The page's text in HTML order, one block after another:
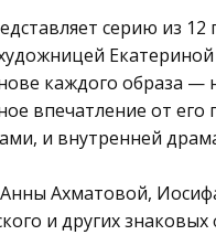
серию из 12
каждого образа
впечатление от его
и внутренней
Ахматовой,
и других знаковых